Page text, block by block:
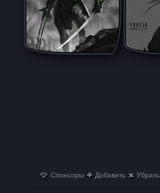
Спонсоры Добавить Убрать